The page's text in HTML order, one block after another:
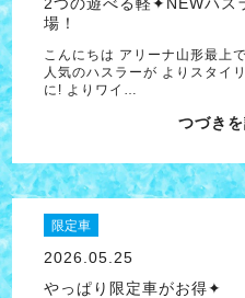
場！
こんにちは アリーナ山形最上
人気のハスラーが よりスタイ
に! よりワイ…
つづき
限定車
2026.05.25
やっぱり限定車がお得✦